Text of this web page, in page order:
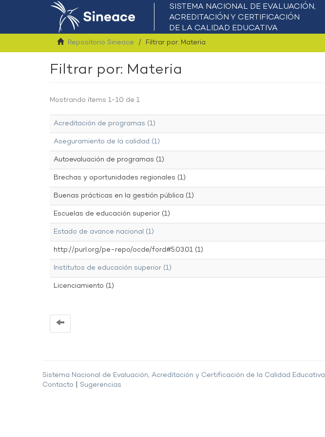
Repositorio Sineace Filtrar por: Materia
Filtrar por: Materia
Mostrando ítems 1-10 de 1
Acreditación de programas (1)
Aseguramiento de la calidad (1)
Autoevaluación de programas (1)
Brechas y oportunidades regionales (1)
Buenas prácticas en la gestión pública (1)
Escuelas de educación superior (1)
Estado de avance nacional (1)
http://purl.org/pe-repo/ocde/ford#5.03.01 (1)
Institutos de educación superior (1)
Licenciamiento (1)
Sistema Nacional de Evaluación, Acreditación y Certificación de la Calidad Educativa
Contacto
Sugerencias